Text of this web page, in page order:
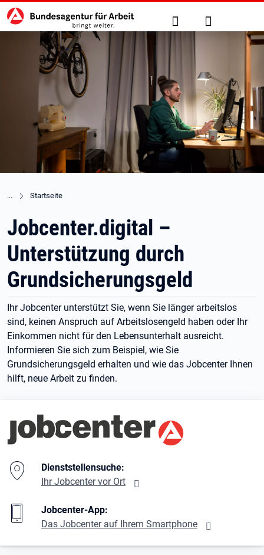
zu den Hauptinhalten springen
Hauptnavigation Suche Anmelden
Startseite
Jobcenter.digital –
Unterstützung durch
Grundsicherungsgeld
Ihr Jobcenter unterstützt Sie, wenn Sie länger arbeitslos
sind, keinen Anspruch auf Arbeitslosengeld haben oder Ihr
Einkommen nicht für den Lebensunterhalt ausreicht.
Informieren Sie sich zum Beispiel, wie Sie
Grundsicherungsgeld erhalten und wie das Jobcenter Ihnen
hilft, neue Arbeit zu finden.
Branding-Bereich Beschreibung
Dienststellensuche:
Ihr Jobcenter vor Ort
Jobcenter-App:
Das Jobcenter auf Ihrem Smartphone